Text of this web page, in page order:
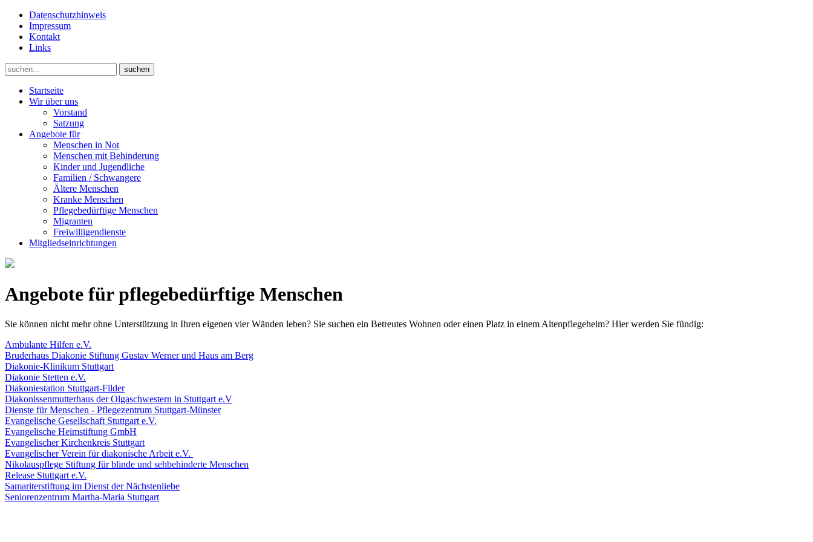
Datenschutzhinweis
Impressum
Kontakt
Links
suchen
Startseite
Wir über uns
Vorstand
Satzung
Angebote für
Menschen in Not
Menschen mit Behinderung
Kinder und Jugendliche
Familien / Schwangere
Ältere Menschen
Kranke Menschen
Pflegebedürftige Menschen
Migranten
Freiwilligendienste
Mitgliedseinrichtungen
Angebote für pflegebedürftige Menschen
Sie können nicht mehr ohne Unterstützung in Ihren eigenen vier Wänden leben? Sie suchen ein Betreutes Wohnen oder einen Platz in einem Altenpflegeheim? Hier werden Sie fündig:
Ambulante Hilfen e.V.
Bruderhaus Diakonie Stiftung Gustav Werner und Haus am Berg
Diakonie-Klinikum Stuttgart
Diakonie Stetten e.V.
Diakoniestation Stuttgart-Filder
Diakonissenmutterhaus der Olgaschwestern in Stuttgart e.V
Dienste für Menschen - Pflegezentrum Stuttgart-Münster
Evangelische Gesellschaft Stuttgart e.V.
Evangelische Heimstiftung GmbH
Evangelischer Kirchenkreis Stuttgart
Evangelischer Verein für diakonische Arbeit e.V.
Nikolauspflege Stiftung für blinde und sehbehinderte Menschen
Release Stuttgart e.V.
Samariterstiftung im Dienst der Nächstenliebe
Seniorenzentrum Martha-Maria Stuttgart